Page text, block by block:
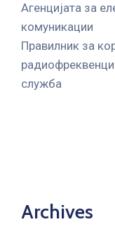
Агенцијата за
комуникации
Правилник за
служба
Archives